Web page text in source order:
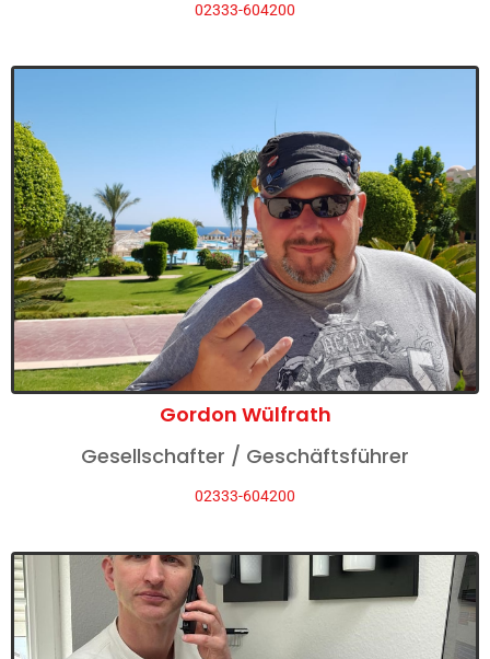
02333-604200
Gordon Wülfrath
Gesellschafter / Geschäftsführer
02333-604200